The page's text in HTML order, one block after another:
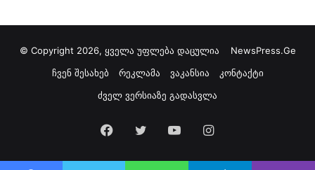
© Copyright 2026, ყველა უფლება დაცულია NewsPress.Ge
ჩვენ შესახებ
რეკლამა ვაკანსია
კონტაქტი
ძველ ვერსიაზე გადასვლა
Facebook
TwitterYouTubeInstagram